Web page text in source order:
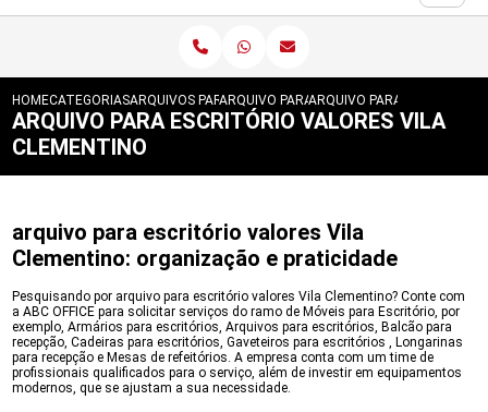
HOMECATEGORIASARQUIVOS PARA ESCRITORIOS
ARQUIVO PARA ESCRITORIOS PASTA
ARQUIVO PARA
ARQUIVO PARA ESCRITÓRIO VALORES VILA
CLEMENTINO
arquivo para escritório valores Vila
Clementino: organização e praticidade
Pesquisando por arquivo para escritório valores Vila Clementino? Conte com
a ABC OFFICE para solicitar serviços do ramo de Móveis para Escritório, por
exemplo, Armários para escritórios, Arquivos para escritórios, Balcão para
recepção, Cadeiras para escritórios, Gaveteiros para escritórios , Longarinas
para recepção e Mesas de refeitórios. A empresa conta com um time de
profissionais qualificados para o serviço, além de investir em equipamentos
modernos, que se ajustam a sua necessidade.